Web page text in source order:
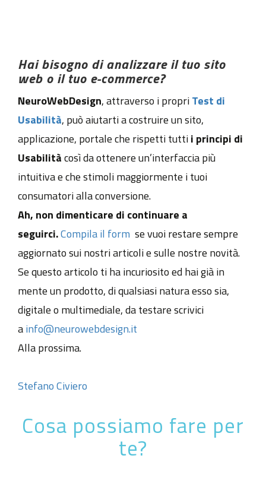
Hai bisogno di analizzare il tuo sito
web o il tuo e-commerce?
NeuroWebDesign, attraverso i propriTest di
Usabilità, può aiutarti a costruire un sito,
applicazione, portale che rispetti tuttii principi di
Usabilitàcosì da ottenere un’interfaccia più
intuitiva e che stimoli maggiormente i tuoi
consumatori alla conversione.
Ah, non dimenticare di continuare a
seguirci.Compila il form se vuoi restare sempre
aggiornato sui nostri articoli e sulle nostre novità.
Se questo articolo ti ha incuriosito ed hai già in
mente un prodotto, di qualsiasi natura esso sia,
digitale o multimediale, da testare scrivici
ainfo@neurowebdesign.it
Alla prossima.
Stefano Civiero
Cosa possiamo fare per
te?